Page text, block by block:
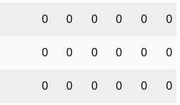
0 0 0 0 0 0
0 0 0 0 0 0
0 0 0 0 0 0